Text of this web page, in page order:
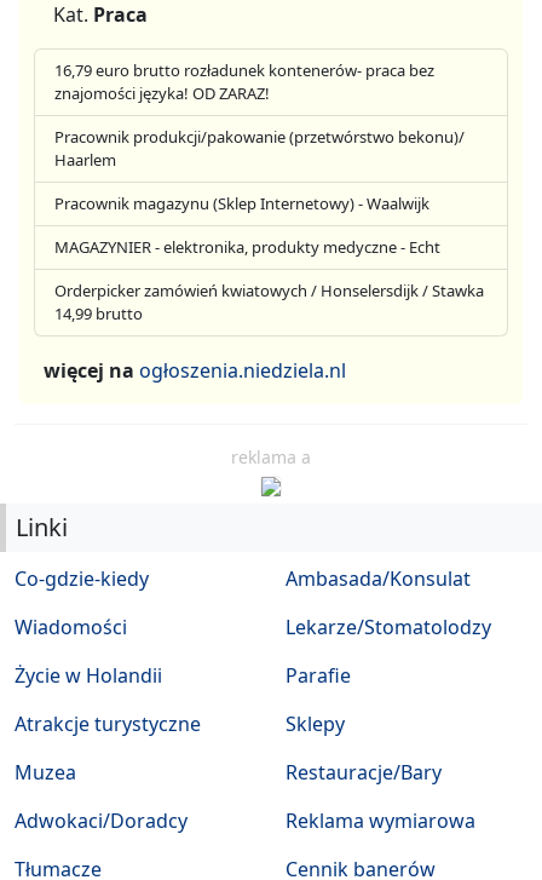
Kat. Praca
16,79 euro brutto rozładunek kontenerów- praca bez
znajomości języka! OD ZARAZ!
Pracownik produkcji/pakowanie (przetwórstwo bekonu)/
Haarlem
Pracownik magazynu (Sklep Internetowy) - Waalwijk
MAGAZYNIER - elektronika, produkty medyczne - Echt
Orderpicker zamówień kwiatowych / Honselersdijk / Stawka
14,99 brutto
więcej na ogłoszenia.niedziela.nl
reklama a
Linki
Co-gdzie-kiedy
Wiadomości
Życie w Holandii
Atrakcje turystyczne
Muzea
Ambasada/Konsulat
Lekarze/Stomatolodzy
Parafie
Sklepy
Restauracje/Bary
Adwokaci/Doradcy
Tłumacze
Reklama wymiarowa
Cennik banerów